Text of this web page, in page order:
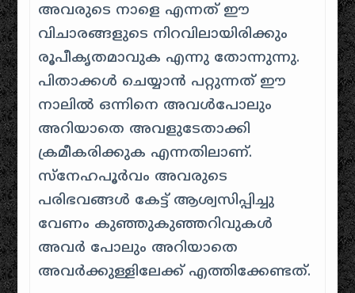
അവരുടെ നാളെ എന്നത് ഈ
വിചാരങ്ങളുടെ നിറവിലായിരിക്കും
രൂപീകൃതമാവുക എന്നു തോന്നുന്നു.
പിതാക്കൾ ചെയ്യാൻ പറ്റുന്നത് ഈ
നാലിൽ ഒന്നിനെ അവൾപോലും
അറിയാതെ അവളുടേതാക്കി
ക്രമീകരിക്കുക എന്നതിലാണ്.
സ്നേഹപൂർവം അവരുടെ
പരിഭവങ്ങൾ കേട്ട് ആശ്വസിപ്പിച്ചു
വേണം കുഞ്ഞുകുഞ്ഞറിവുകൾ
അവർ പോലും അറിയാതെ
അവർക്കുള്ളിലേക്ക് എത്തിക്കേണ്ടത്.